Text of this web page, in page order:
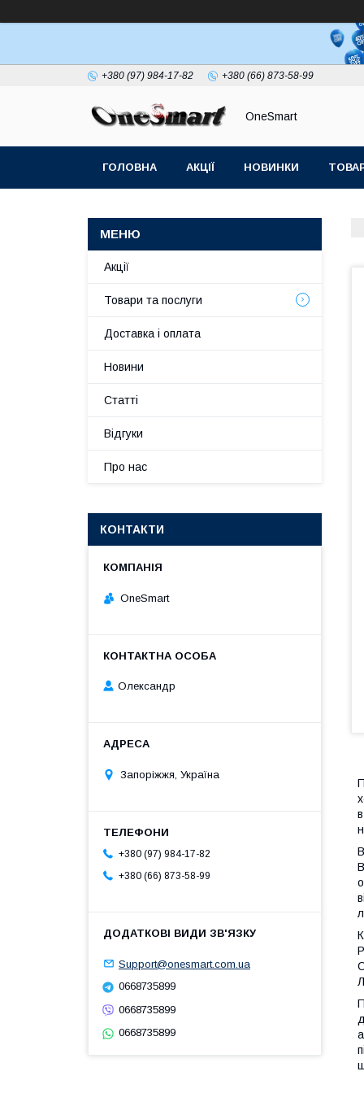
+380 (97) 984-17-82 +380 (66) 873-58-99
OneSmart
ГОЛОВНА АКЦІЇ НОВИНКИ
Акції
Товари та послуги
Доставка і оплата
Новини
Статті
Відгуки
Про нас
КОНТАКТИ
OneSmart
Олександр
Запоріжжя, Україна
+380 (97) 984-17-82
+380 (66) 873-58-99
Support@onesmart.com.ua
0668735899
0668735899
0668735899